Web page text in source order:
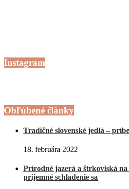
Instagram
Obľúbené články
Tradičné slovenské jedlá –
18. februára 2022
Prírodné jazerá a štrkoviská na
príjemné schladenie sa